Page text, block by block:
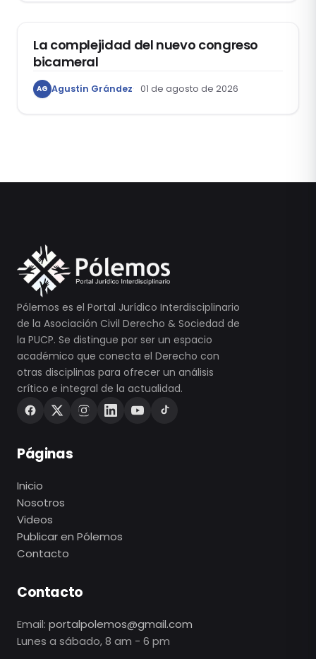
La complejidad del nuevo congreso
bicameral
AG Agustín Grández 01 de agosto de 2026
Pólemos es el Portal Jurídico Interdisciplinario
de la Asociación Civil Derecho & Sociedad de
la PUCP. Se distingue por ser un espacio
académico que conecta el Derecho con
otras disciplinas para ofrecer un análisis
crítico e integral de la actualidad.
Páginas
Inicio
Nosotros
Videos
Publicar en Pólemos
Contacto
Contacto
Email: portalpolemos@gmail.com
Lunes a sábado, 8 am - 6 pm